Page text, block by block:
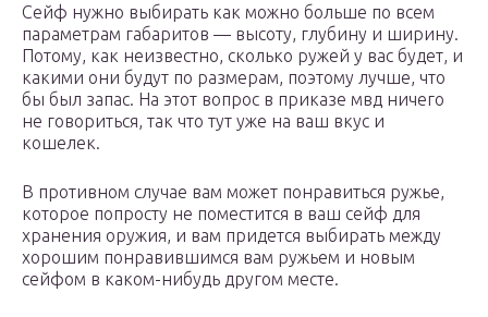
Сейф нужно выбирать как можно больше по всем
параметрам габаритов — высоту, глубину и ширину.
Потому, как неизвестно, сколько ружей у вас будет, и
какими они будут по размерам, поэтому лучше, что
бы был запас. На этот вопрос в приказе мвд ничего
не говориться, так что тут уже на ваш вкус и
кошелек.
В противном случае вам может понравиться ружье,
которое попросту не поместится в ваш сейф для
хранения оружия, и вам придется выбирать между
хорошим понравившимся вам ружьем и новым
сейфом в каком-нибудь другом месте.